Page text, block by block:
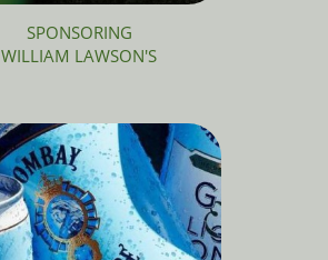
SPONSORING
WILLIAM LAWSON'S